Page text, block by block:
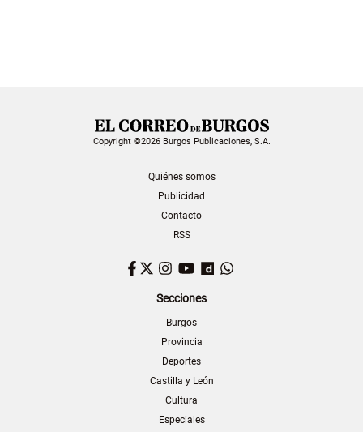
Copyright ©2026 Burgos Publicaciones, S.A.
Quiénes somos
Publicidad
Contacto
RSS
Facebook
TwitterInstagram
YouTubeDailymotion
Secciones
Burgos
Provincia
Deportes
Castilla y León
Cultura
Especiales